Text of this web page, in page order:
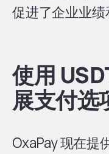
促进了企业业绩
使用
展支付选
OxaPay 现在提